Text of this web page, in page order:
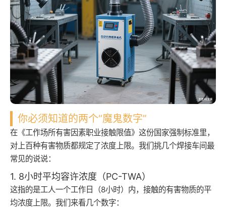
你必须知道的两个“魔鬼数字”
在《工作场所有害因素职业接触限值》这份国家强制标准里，
对上百种有害物质都规定了浓度上限。我们挑几个焊接车间最
常见的说说：
1. 8小时平均容许浓度（PC-TWA）
这指的是工人一个工作日（8小时）内，接触的有害物质的平
均浓度上限。我们来看几个数字：